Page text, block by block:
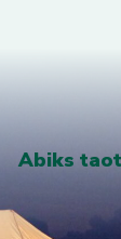
Abiks